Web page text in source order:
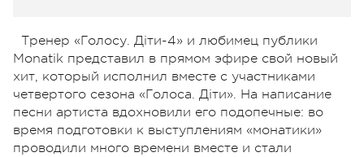
Тренер «Голосу. Діти-4» и любимец публики
Monatik представил в прямом эфире свой новый
хит, который исполнил вместе с участниками
четвертого сезона «Голоса. Діти». На написание
песни артиста вдохновили его подопечные: во
время подготовки к выступлениям «монатики»
проводили много времени вместе и стали